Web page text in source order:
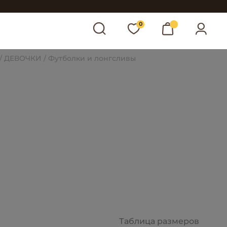
0
ДЕВОЧКИ Футболки и лонгсливы
Таблица размеров